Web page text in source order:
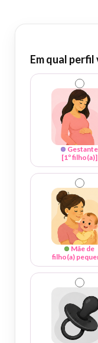
Em qual
Gestante
[1º filho(a)]
Mãe de
filho(a)